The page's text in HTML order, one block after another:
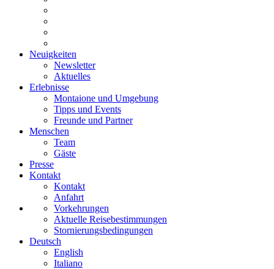
Neuigkeiten
Newsletter
Aktuelles
Erlebnisse
Montaione und Umgebung
Tipps und Events
Freunde und Partner
Menschen
Team
Gäste
Presse
Kontakt
Kontakt
Anfahrt
Vorkehrungen
Aktuelle Reisebestimmungen
Stornierungsbedingungen
Deutsch
English
Italiano